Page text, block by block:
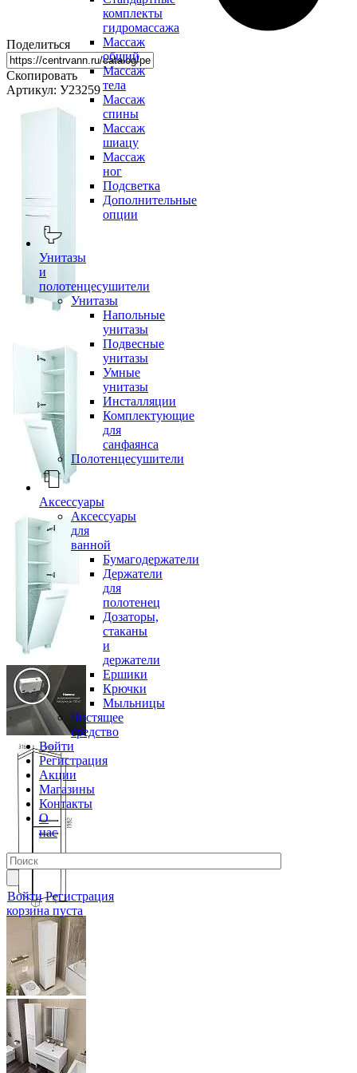
комплекты
гидромассажа
Массаж
общий
Массаж
тела
Массаж
спины
Массаж
шиацу
Массаж
ног
Подсветка
Дополнительные
опции
Унитазы
и
полотенцесушители
Унитазы
Напольные
унитазы
Подвесные
унитазы
Умные
унитазы
Инсталляции
Комплектующие
для
санфаянса
Полотенцесушители
Аксессуары
Аксессуары
для
ванной
Бумагодержатели
Держатели
для
полотенец
Дозаторы,
стаканы
и
держатели
Ершики
Крючки
Мыльницы
Чистящее
средство
Войти
Регистрация
Акции
Магазины
Контакты
О
нас
Войти Регистрация
корзина пуста
Поделиться
Скопировать
Артикул: У23259